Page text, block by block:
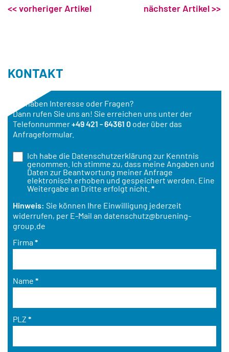
<< vorheriger Artikel nächster Artikel >>
KONTAKT
Sie haben Interesse oder Fragen?
Dann rufen Sie uns an! Sie erreichen uns unter der
Telefonnummer+49 421 - 64361 0 oder über das
Anfrageformular.
Ich habe die Datenschutzerklärung zur Kenntnis
genommen. Ich stimme zu, dass meine Angaben und
Daten zur Beantwortung meiner Anfrage
elektronisch erhoben und gespeichert werden. Eine
Weitergabe an Dritte erfolgt nicht. *
Hinweis: Sie können Ihre Einwilligung jederzeit
widerrufen, per E-Mail an datenschutz@bruening-
group.de
Firma*
Name *
PLZ *